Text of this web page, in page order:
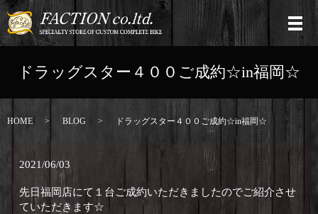
ドラッグスター４００ご成約☆in福岡☆
HOME BLOG ドラッグスター４００ご成約☆in福岡☆
2021/06/03
先日福岡店にて１台ご成約いただきましたのでご紹介させ
ていただきます☆